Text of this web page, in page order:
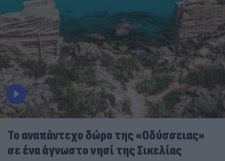
To αναπάντεχο δώρο της «Οδύσσειας»
σε ένα άγνωστο νησί της Σικελίας